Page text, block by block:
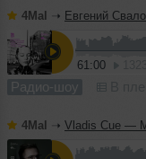
4Mal ➝ Евгений Свалов (4Mal),
61:00
Радио-шоу
4Mal ➝ Vladis Cue — Микшер Русской кибернетики